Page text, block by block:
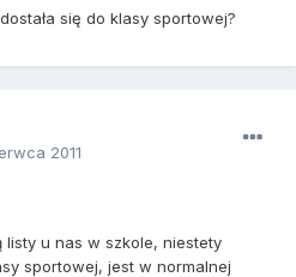
się do klasy sportowej?
2011
listy u nas w szkole, niestety
sportowej, jest w normalnej